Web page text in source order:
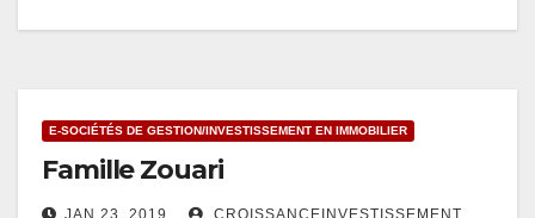
E-SOCIÉTÉS DE GESTION/INVESTISSEMENT EN IMMOBILIER
Famille Zouari